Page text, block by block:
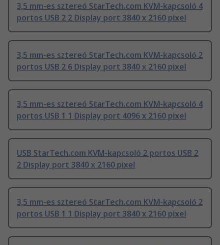
3,5 mm-es sztereó StarTech.com KVM-kapcsoló 4
portos USB 2 2 Display port 3840 x 2160 pixel
3,5 mm-es sztereó StarTech.com KVM-kapcsoló 2
portos USB 2 6 Display port 3840 x 2160 pixel
3,5 mm-es sztereó StarTech.com KVM-kapcsoló 4
portos USB 1 1 Display port 4096 x 2160 pixel
USB StarTech.com KVM-kapcsoló 2 portos USB 2
2 Display port 3840 x 2160 pixel
3,5 mm-es sztereó StarTech.com KVM-kapcsoló 2
portos USB 1 1 Display port 3840 x 2160 pixel